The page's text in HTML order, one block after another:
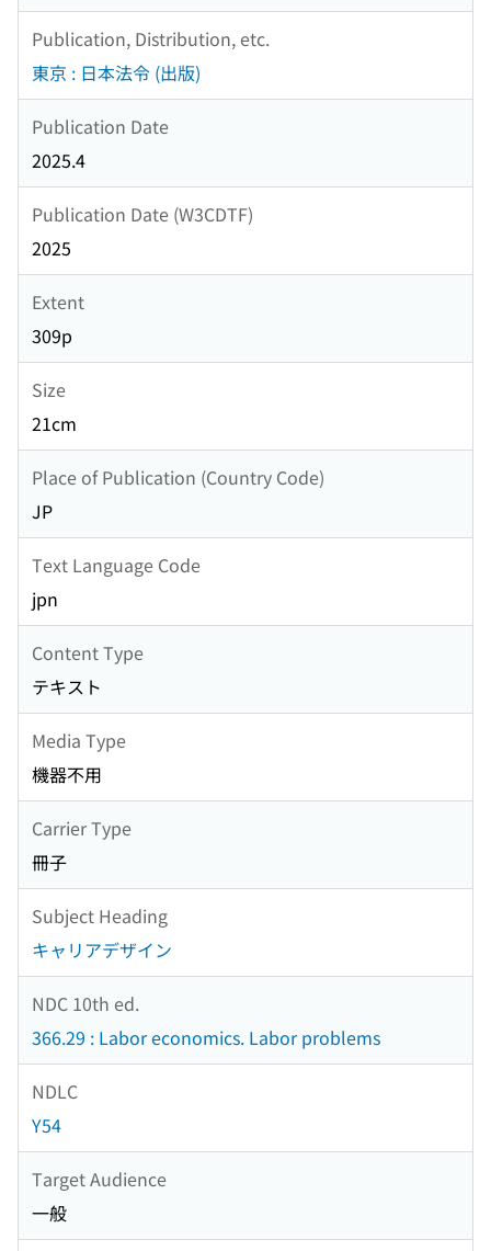
Publication, Distribution, etc.
東京 : 日本法令 (出版)
Publication Date
2025.4
Publication Date (W3CDTF)
2025
Extent
309p
Size
21cm
Place of Publication (Country Code)
JP
Text Language Code
jpn
Content Type
テキスト
Media Type
機器不用
Carrier Type
冊子
Subject Heading
キャリアデザイン
NDC 10th ed.
366.29 : Labor economics. Labor problems
NDLC
Y54
Target Audience
一般